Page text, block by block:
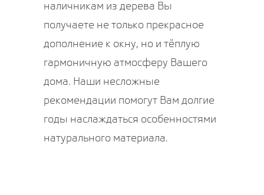
наличникам из дерева Вы
получаете не только прекрасное
дополнение к окну, но и тёплую
гармоничную атмосферу Вашего
дома. Наши несложные
рекомендации помогут Вам долгие
годы наслаждаться особенностями
натурального материала.